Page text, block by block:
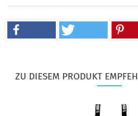
ZU DIESEM PRODUKT